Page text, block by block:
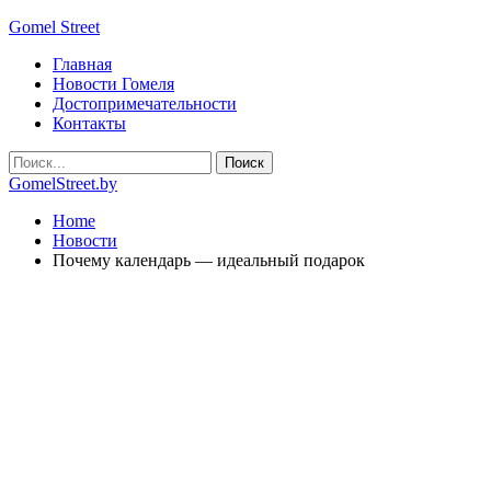
Gomel Street
Главная
Новости Гомеля
Достопримечательности
Контакты
GomelStreet.by
Home
Новости
Почему календарь — идеальный подарок